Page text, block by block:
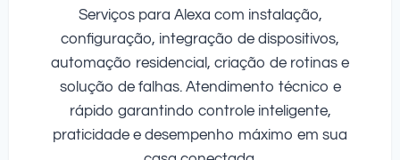
Serviços para Alexa com instalação,
configuração, integração de dispositivos,
automação residencial, criação de rotinas e
solução de falhas. Atendimento técnico e
rápido garantindo controle inteligente,
praticidade e desempenho máximo em sua